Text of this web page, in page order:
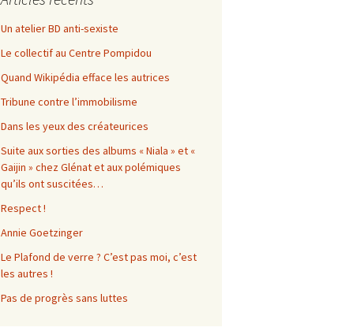
Un atelier BD anti-sexiste
Le collectif au Centre Pompidou
Quand Wikipédia efface les autrices
Tribune contre l’immobilisme
Dans les yeux des créateurices
Suite aux sorties des albums « Niala » et «
Gaijin » chez Glénat et aux polémiques
qu’ils ont suscitées…
Respect !
Annie Goetzinger
Le Plafond de verre ? C’est pas moi, c’est
les autres !
Pas de progrès sans luttes